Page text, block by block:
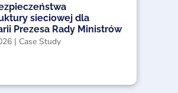
sieciowej dla
Prezesa Rady Ministrów
| Case Study